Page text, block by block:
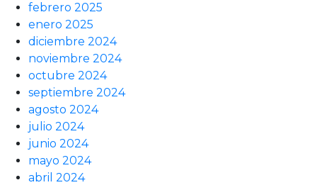
febrero 2025
enero 2025
diciembre 2024
noviembre 2024
octubre 2024
septiembre 2024
agosto 2024
julio 2024
junio 2024
mayo 2024
abril 2024